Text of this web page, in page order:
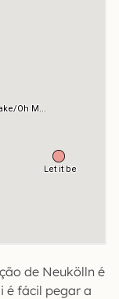
de Neukölln é
é fácil pegar a